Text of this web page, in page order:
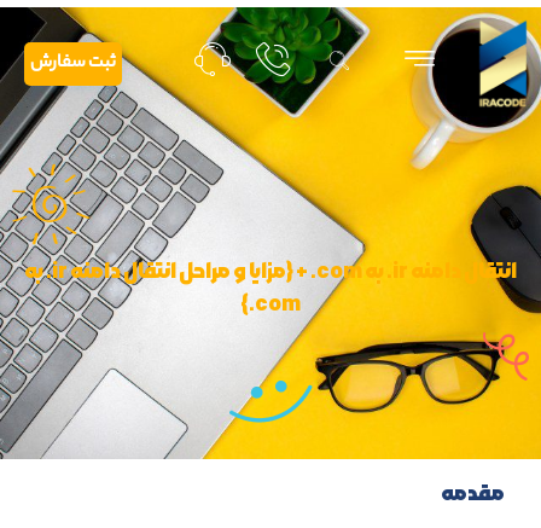
ثبت سفارش
انتقال دامنه ir. به com. + {مزایا و مراحل انتقال دامنه ir. به
com.}
مقدمه